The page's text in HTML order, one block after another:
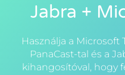
Jabra +
Használja a Microsoft
PanaCast-tal és a
kihangosítóval, hogy